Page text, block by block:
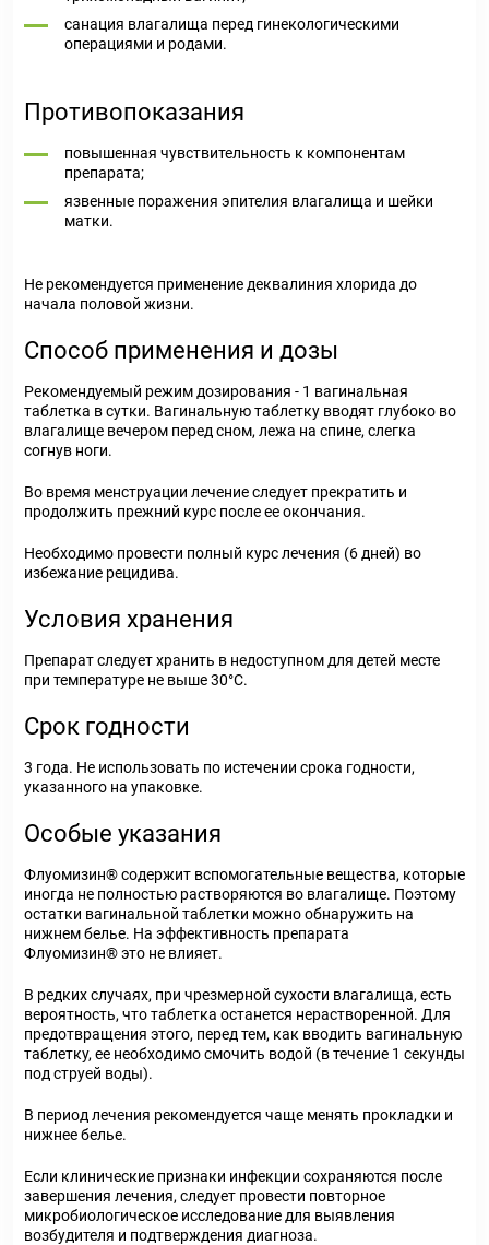
санация влагалища перед гинекологическими
операциями и родами.
Противопоказания
повышенная чувствительность к компонентам
препарата;
язвенные поражения эпителия влагалища и шейки
матки.
Не рекомендуется применение деквалиния хлорида до
начала половой жизни.
Способ применения и дозы
Рекомендуемый режим дозирования - 1 вагинальная
таблетка в сутки. Вагинальную таблетку вводят глубоко во
влагалище вечером перед сном, лежа на спине, слегка
согнув ноги.
Во время менструации лечение следует прекратить и
продолжить прежний курс после ее окончания.
Необходимо провести полный курс лечения (6 дней) во
избежание рецидива.
Условия хранения
Препарат следует хранить в недоступном для детей месте
при температуре не выше 30°С.
Срок годности
3 года. Не использовать по истечении срока годности,
указанного на упаковке.
Особые указания
Флуомизин® содержит вспомогательные вещества, которые
иногда не полностью растворяются во влагалище. Поэтому
остатки вагинальной таблетки можно обнаружить на
нижнем белье. На эффективность препарата
Флуомизин® это не влияет.
В редких случаях, при чрезмерной сухости влагалища, есть
вероятность, что таблетка останется нерастворенной. Для
предотвращения этого, перед тем, как вводить вагинальную
таблетку, ее необходимо смочить водой (в течение 1 секунды
под струей воды).
В период лечения рекомендуется чаще менять прокладки и
нижнее белье.
Если клинические признаки инфекции сохраняются после
завершения лечения, следует провести повторное
микробиологическое исследование для выявления
возбудителя и подтверждения диагноза.